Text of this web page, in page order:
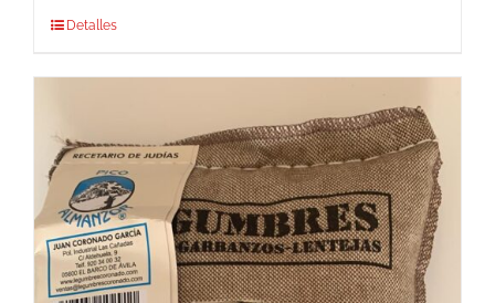
Detalles